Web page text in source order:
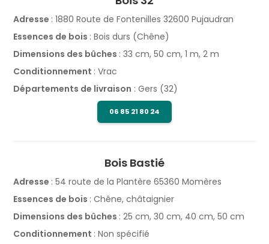
Adresse : 1880 Route de Fontenilles 32600 Pujaudran
Essences de bois : Bois durs (Chêne)
Dimensions des bûches : 33 cm, 50 cm, 1 m, 2 m
Conditionnement : Vrac
Départements de livraison : Gers (32)
06 85 21 80 24
Bois Bastié
Adresse : 54 route de la Plantère 65360 Momères
Essences de bois : Chêne, châtaignier
Dimensions des bûches : 25 cm, 30 cm, 40 cm, 50 cm
Conditionnement : Non spécifié